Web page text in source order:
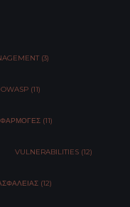
(3)
OWASP (11)
(11)
VULNERABILITIES (12)
(12)